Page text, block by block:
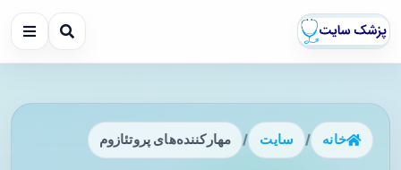
خانه / سایت / مهارکننده‌های پروتئازوم